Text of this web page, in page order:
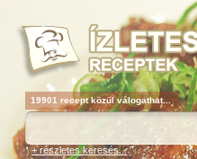
19901 recept közül válogathat...
+ részletes keresés...